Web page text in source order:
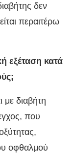
δεν
περαιτέρω
εξέταση κατά
με διαβήτη
που
οφθαλμού